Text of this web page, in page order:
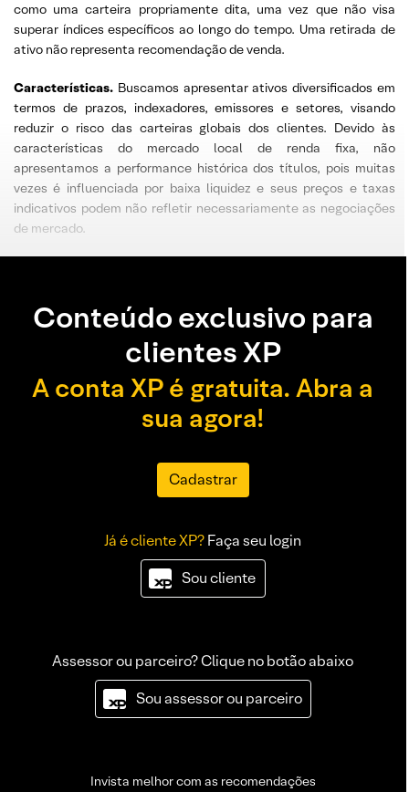
como uma carteira propriamente dita, uma vez que não visa
superar índices específicos ao longo do tempo. Uma retirada de
ativo não representa recomendação de venda.
Características. Buscamos apresentar ativos diversificados em
termos de prazos, indexadores, emissores e setores, visando
reduzir o risco das carteiras globais dos clientes. Devido às
características do mercado local de renda fixa, não
apresentamos a performance histórica dos títulos, pois muitas
vezes é influenciada por baixa liquidez e seus preços e taxas
indicativos podem não refletir necessariamente as negociações
de mercado.
Conteúdo exclusivo para
clientes XP
A conta XP é gratuita. Abra a
sua agora!
Cadastrar
Já é cliente XP?Faça seu login
Sou cliente
Assessor ou parceiro? Clique no botão abaixo
Sou assessor ou parceiro
Invista melhor com as recomendações